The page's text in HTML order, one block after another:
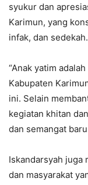
syukur dan
Karimun, yang
infak, dan sedekah.
“Anak yatim
Kabupaten
ini. Selain
kegiatan khitan
dan semangat
Iskandarsyah juga
dan masyarakat